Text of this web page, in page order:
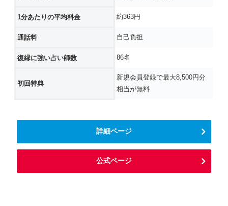
1分あたりの平均料金 約363円
通話料 自己負担
復縁に強い占い師数 86名
初回特典
新規会員登録で最大8,500円分
相当が無料
詳細ページ
公式ページ